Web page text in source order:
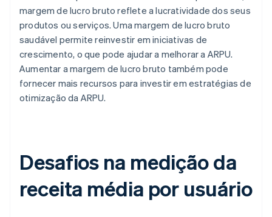
margem de lucro bruto reflete a lucratividade dos seus
produtos ou serviços. Uma margem de lucro bruto
saudável permite reinvestir em iniciativas de
crescimento, o que pode ajudar a melhorar a ARPU.
Aumentar a margem de lucro bruto também pode
fornecer mais recursos para investir em estratégias de
otimização da ARPU.
Desafios na medição da
receita média por usuário